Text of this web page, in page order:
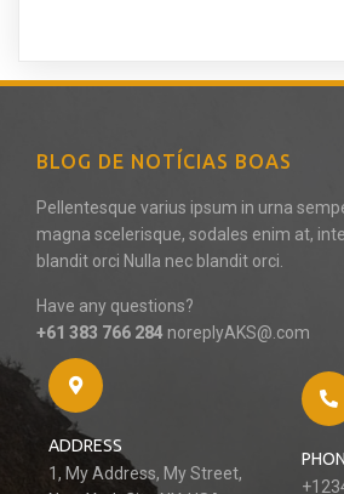
BLOG DE NOTÍCIAS BOAS
Pellentesque varius ipsum in urna
magna scelerisque, sodales enim at,
blandit orci Nulla nec blandit orci.
Have any questions?
+61 383 766 284 noreplyAKS@.com
ADDRESS
1, My Address, My Street,